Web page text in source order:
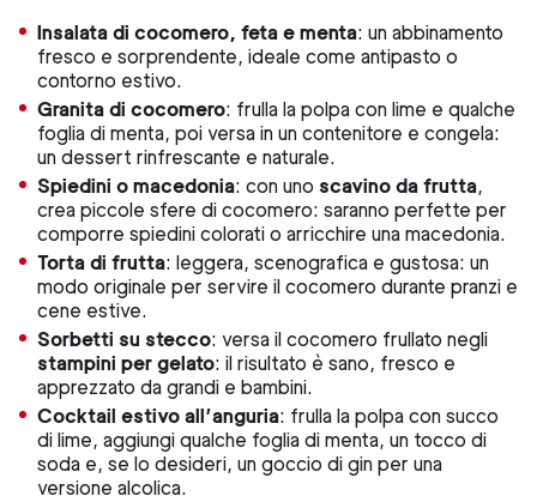
Insalata di cocomero, feta e menta: un abbinamento
fresco e sorprendente, ideale come antipasto o
contorno estivo.
Granita di cocomero: frulla la polpa con lime e qualche
foglia di menta, poi versa in un contenitore e congela:
un dessert rinfrescante e naturale.
Spiedini o macedonia: con uno scavino da frutta,
crea piccole sfere di cocomero: saranno perfette per
comporre spiedini colorati o arricchire una macedonia.
Torta di frutta: leggera, scenografica e gustosa: un
modo originale per servire il cocomero durante pranzi e
cene estive.
Sorbetti su stecco: versa il cocomero frullato negli
stampini per gelato: il risultato è sano, fresco e
apprezzato da grandi e bambini.
Cocktail estivo all’anguria: frulla la polpa con succo
di lime, aggiungi qualche foglia di menta, un tocco di
soda e, se lo desideri, un goccio di gin per una
versione alcolica.